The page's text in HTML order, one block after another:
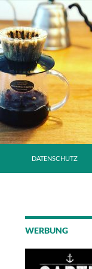
DATENSCHUTZ
WERBUNG